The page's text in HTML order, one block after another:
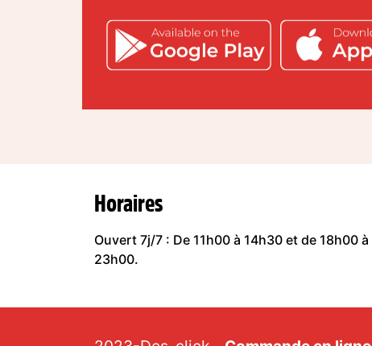
Horaires
Ouvert 7j/7 : De 11h00 à 14h30 et de 18h00 à
23h00.